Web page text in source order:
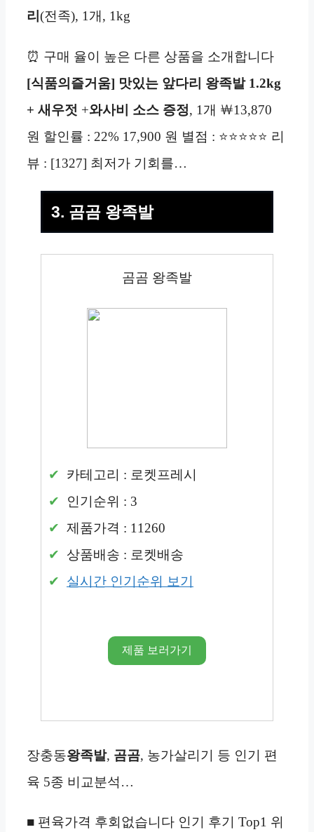
리 (전족), 1개, 1kg
⏰ 구매 율이 높은 다른 상품을 소개합니다
[식품의즐거움] 맛있는 앞다리 왕족발 1.2kg
+ 새우젓 +와사비 소스 증정, 1개 ￦13,870
원 할인률 : 22% 17,900 원 별점 : ⭐⭐⭐⭐⭐ 리
뷰 : [1327] 최저가 기회를…
3. 곰곰 왕족발
곰곰 왕족발
카테고리 : 로켓프레시
인기순위 : 3
제품가격 : 11260
상품배송 : 로켓배송
실시간 인기순위 보기
제품 보러가기
장충동왕족발, 곰곰, 농가살리기 등 인기 편
육 5종 비교분석…
■ 편육가격 후회없습니다 인기 후기 Top1 위